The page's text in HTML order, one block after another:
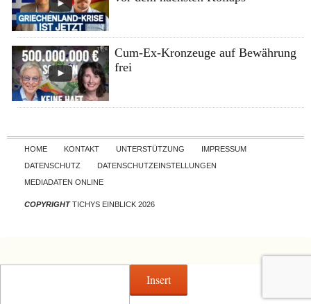
Cum-Ex-Kronzeuge auf Bewährung
frei
Skip to content
HOME KONTAKT UNTERSTÜTZUNG
IMPRESSUM
DATENSCHUTZ
DATENSCHUTZEINSTELLUNGEN
MEDIADATEN ONLINE
COPYRIGHTTICHYS EINBLICK 2026
Insert